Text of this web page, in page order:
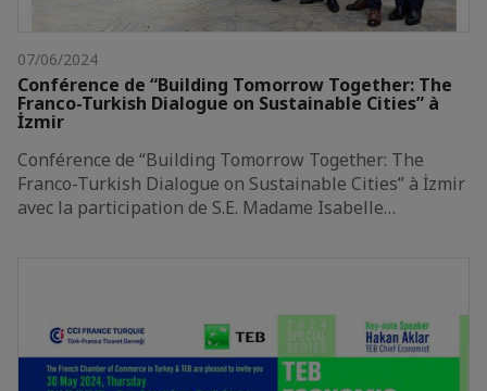
07/06/2024
Conférence de “Building Tomorrow Together: The
Franco-Turkish Dialogue on Sustainable Cities” à
İzmir
Conférence de “Building Tomorrow Together: The
Franco-Turkish Dialogue on Sustainable Cities” à İzmir
avec la participation de S.E. Madame Isabelle…